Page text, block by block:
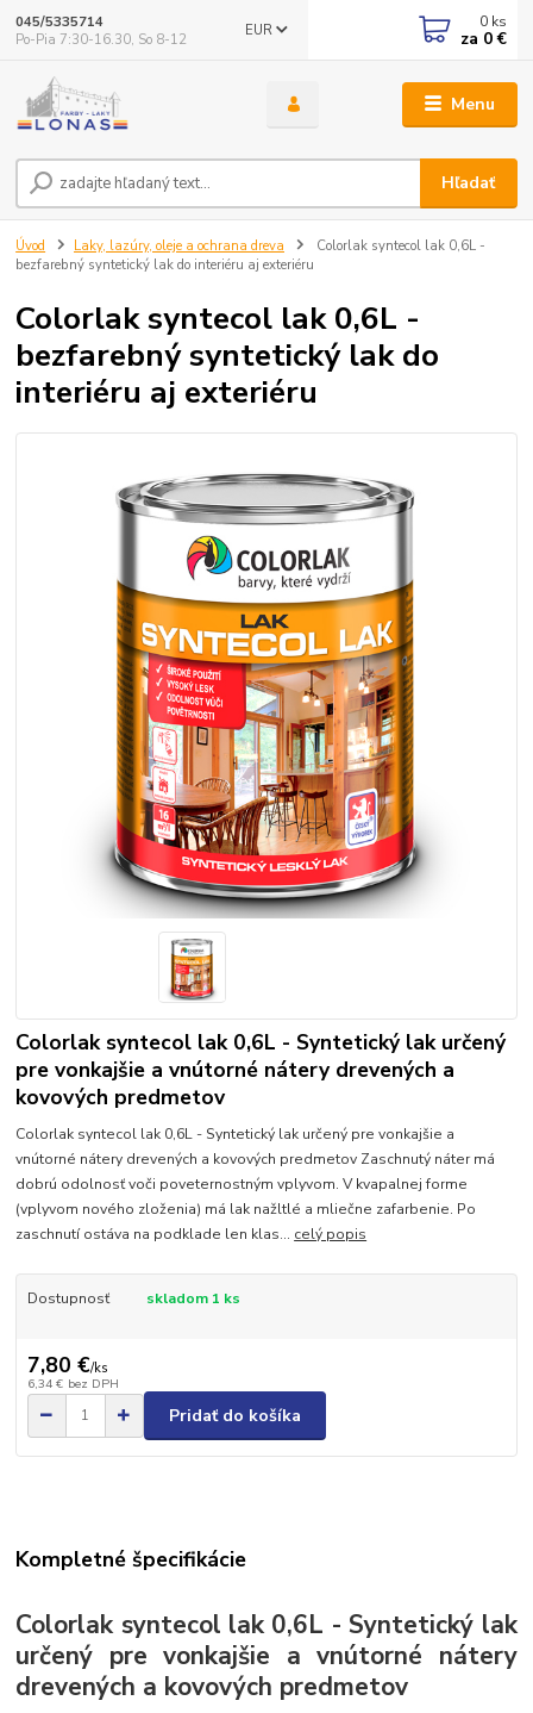
Menu
EUR
Hľadať
045/5335714
Po-Pia 7:30-16.30, So 8-12
0 ks
za 0 €
Úvod Laky, lazúry, oleje a ochrana dreva
Colorlak syntecol lak 0,6L -
bezfarebný syntetický lak do interiéru aj exteriéru
Colorlak syntecol lak 0,6L -
bezfarebný syntetický lak do
interiéru aj exteriéru
Colorlak syntecol lak 0,6L - Syntetický lak určený
pre vonkajšie a vnútorné nátery drevených a
kovových predmetov
Colorlak syntecol lak 0,6L - Syntetický lak určený pre vonkajšie a
vnútorné nátery drevených a kovových predmetov Zaschnutý náter má
dobrú odolnosť voči poveternostným vplyvom. V kvapalnej forme
(vplyvom nového zloženia) má lak nažltlé a mliečne zafarbenie. Po
zaschnutí ostáva na podklade len klas... celý popis
Dostupnosť skladom 1 ks
7,80 €/ks
6,34 € bez DPH
Pridať do košíka
Kompletné špecifikácie
Colorlak syntecol lak 0,6L - Syntetický lak
určený pre vonkajšie a vnútorné nátery
drevených a kovových predmetov